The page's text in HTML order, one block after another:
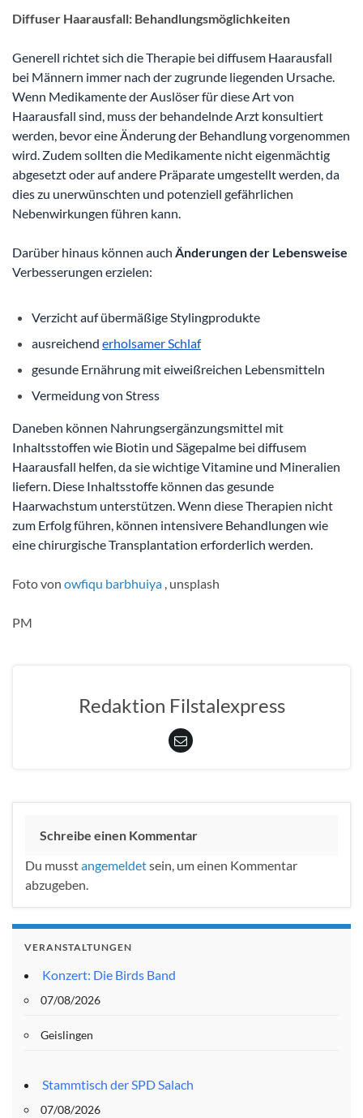
Diffuser Haarausfall: Behandlungsmöglichkeiten
Generell richtet sich die Therapie bei diffusem Haarausfall
bei Männern immer nach der zugrunde liegenden Ursache.
Wenn Medikamente der Auslöser für diese Art von
Haarausfall sind, muss der behandelnde Arzt konsultiert
werden, bevor eine Änderung der Behandlung vorgenommen
wird. Zudem sollten die Medikamente nicht eigenmächtig
abgesetzt oder auf andere Präparate umgestellt werden, da
dies zu unerwünschten und potenziell gefährlichen
Nebenwirkungen führen kann.
Darüber hinaus können auch Änderungen der Lebensweise
Verbesserungen erzielen:
Verzicht auf übermäßige Stylingprodukte
ausreichend erholsamer Schlaf
gesunde Ernährung mit eiweißreichen Lebensmitteln
Vermeidung von Stress
Daneben können Nahrungsergänzungsmittel mit
Inhaltsstoffen wie Biotin und Sägepalme bei diffusem
Haarausfall helfen, da sie wichtige Vitamine und Mineralien
liefern. Diese Inhaltsstoffe können das gesunde
Haarwachstum unterstützen. Wenn diese Therapien nicht
zum Erfolg führen, können intensivere Behandlungen wie
eine chirurgische Transplantation erforderlich werden.
Foto von owfiqu barbhuiya , unsplash
PM
Redaktion Filstalexpress
Schreibe einen Kommentar
Du musstangemeldetsein, um einen Kommentar
abzugeben.
VERANSTALTUNGEN
Konzert: Die Birds Band
07/08/2026
Geislingen
Stammtisch der SPD Salach
07/08/2026